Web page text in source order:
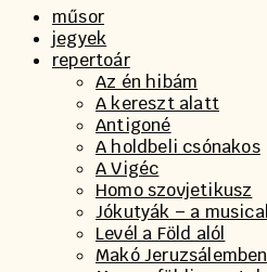
műsor
jegyek
repertoár
Az én hibám
A kereszt alatt
Antigoné
A holdbeli csónakos
A Vigéc
Homo szovjetikusz
Jókutyák – a musical
Levél a Föld alól
Makó Jeruzsálemben